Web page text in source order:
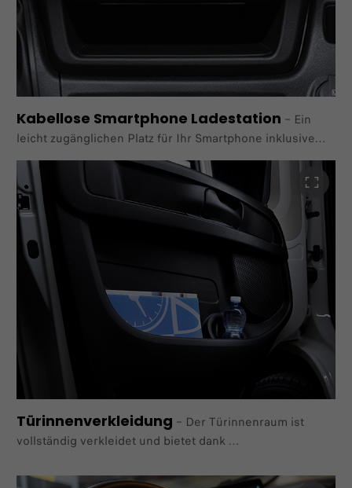
Kabellose Smartphone Ladestation – Ein
leicht zugänglichen Platz für Ihr Smartphone inklusive
Ladefunktion*: Bei automatischer Klimaregelung befindet
sich die Ablage in der Konsole unter dem
Klimabedienfeld,
bei manueller Steuerung ist sie elegant in den zentralen
Getränkehalter integriert.
* Kompatibel mit Smartphones, die kabelloses Laden
unterstützen
Im Paket "Comfort", "Premium Kabine Kastenwagen" und
"L2 Autonomes fahren" verfügbar.
Türinnenverkleidung – Der Türinnenraum ist
vollständig verkleidet und bietet dank
Stauraum,